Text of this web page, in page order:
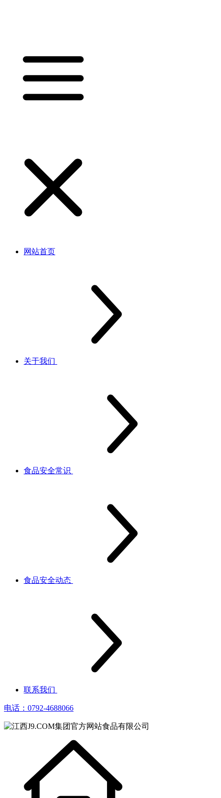
网站首页
关于我们
食品安全常识
食品安全动态
联系我们
电话：0792-4688066